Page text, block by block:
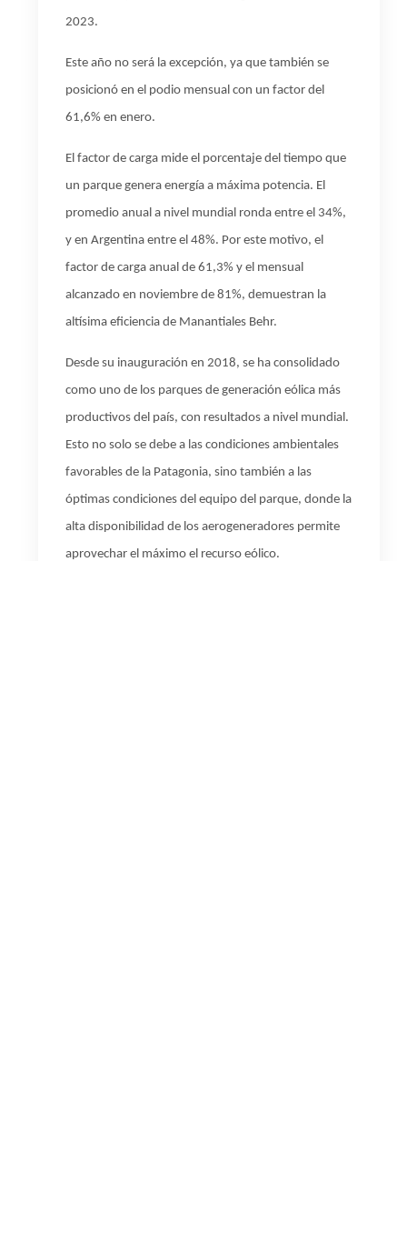
2023.
Este año no será la excepción, ya que también se
posicionó en el podio mensual con un factor del
61,6% en enero.
El factor de carga mide el porcentaje del tiempo que
un parque genera energía a máxima potencia. El
promedio anual a nivel mundial ronda entre el 34%,
y en Argentina entre el 48%. Por este motivo, el
factor de carga anual de 61,3% y el mensual
alcanzado en noviembre de 81%, demuestran la
altísima eficiencia de Manantiales Behr.
Desde su inauguración en 2018, se ha consolidado
como uno de los parques de generación eólica más
productivos del país, con resultados a nivel mundial.
Esto no solo se debe a las condiciones ambientales
favorables de la Patagonia, sino también a las
óptimas condiciones del equipo del parque, donde la
alta disponibilidad de los aerogeneradores permite
aprovechar el máximo el recurso eólico.